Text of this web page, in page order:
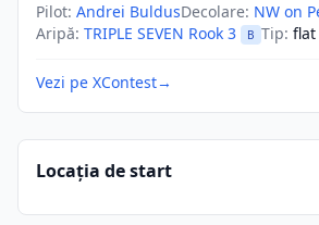
Pilot: Andrei BuldusDecolare: NW on
Aripă: TRIPLE SEVEN Rook 3 B Tip:
Vezi pe XContest→
Locația de start